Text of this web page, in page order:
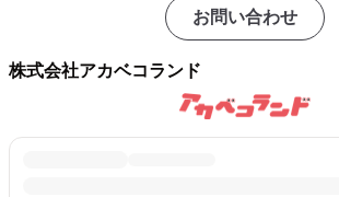
お問い合わせ
株式会社アカベコランド